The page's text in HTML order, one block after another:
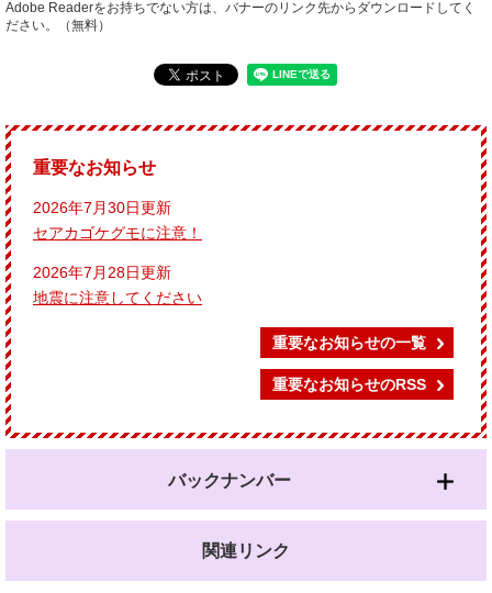
Adobe Readerをお持ちでない方は、バナーのリンク先からダウンロードしてく
ださい。（無料）
重要なお知らせ
2026年7月30日更新
セアカゴケグモに注意！
2026年7月28日更新
地震に注意してください
重要なお知らせの一覧
重要なお知らせのRSS
バックナンバー
関連リンク